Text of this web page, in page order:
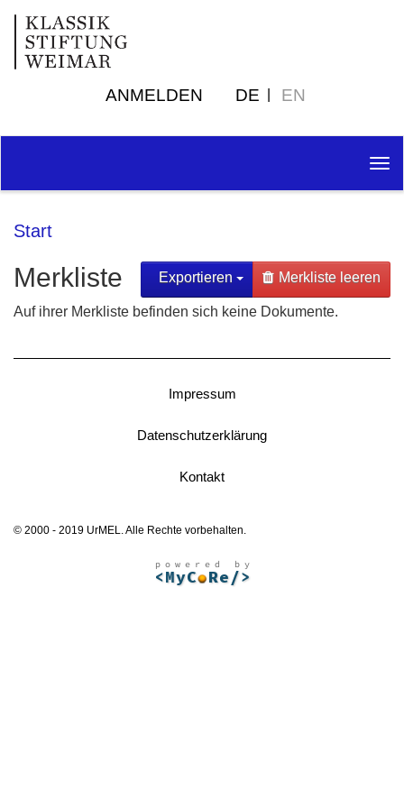
ANMELDEN DE EN
Start
Exportieren Merkliste leeren
Merkliste
Auf ihrer Merkliste befinden sich keine Dokumente.
Impressum
Datenschutzerklärung
Kontakt
© 2000 - 2019 UrMEL. Alle Rechte vorbehalten.